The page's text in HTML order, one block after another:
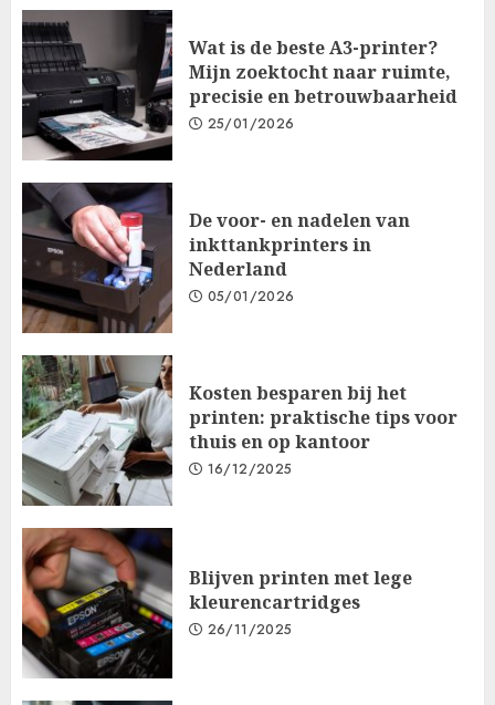
Wat is de beste A3-printer?
Mijn zoektocht naar ruimte,
precisie en betrouwbaarheid
25/01/2026
De voor- en nadelen van
inkttankprinters in
Nederland
05/01/2026
Kosten besparen bij het
printen: praktische tips voor
thuis en op kantoor
16/12/2025
Blijven printen met lege
kleurencartridges
26/11/2025